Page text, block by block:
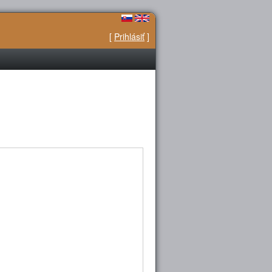
[ Prihlásiť]